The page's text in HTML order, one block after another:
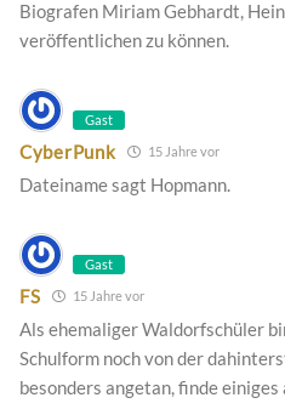
Biografen Miriam Gebhardt,
veröffentlichen zu können.
Gast
CyberPunk 15 Jahre vor
Dateiname sagt Hopmann.
Gast
FS 15 Jahre vor
Als ehemaliger Waldorfschüler
Schulform noch von der
besonders angetan, finde